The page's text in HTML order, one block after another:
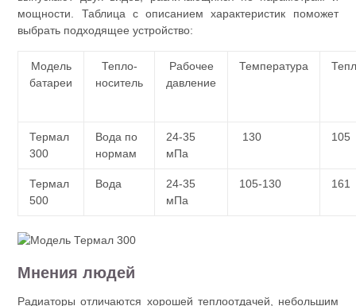
мощности. Таблица с описанием характеристик поможет
выбрать подходящее устройство:
Модель
батареи
Тепло-
носитель
Рабочее
давление
Температура
Термал
300
Вода по
нормам
24-35
мПа
130 105
Термал
500
Вода
24-35
мПа
105-130 161
Мнения людей
Радиаторы отличаются хорошей теплоотдачей, небольшим